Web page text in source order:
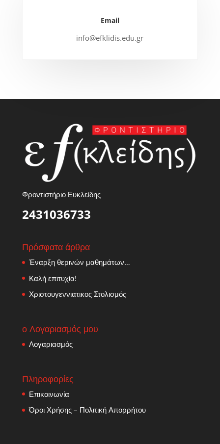
Email
info@efklidis.edu.gr
Φροντιστήριο Ευκλείδης
2431036733
Πρόσφατα άρθρα
Έναρξη θερινών μαθημάτων…
Καλή επιτυχία!
Χριστουγεννιατικος Στολισμός
ο Λογαριασμός μου
Λογαριασμός
Πληροφορίες
Επικοινωνία
Όροι Χρήσης – Πολιτική Απορρήτου